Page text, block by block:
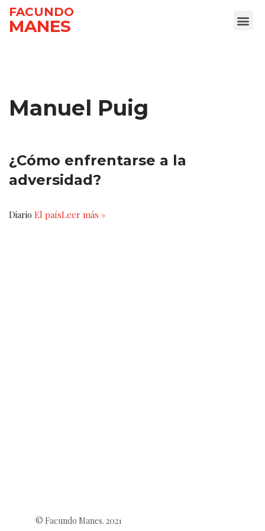
Ir
FACUNDO
MANES
Manuel Puig
¿Cómo enfrentarse a la
adversidad?
Diario El paísLeer más »
© Facundo Manes. 2021